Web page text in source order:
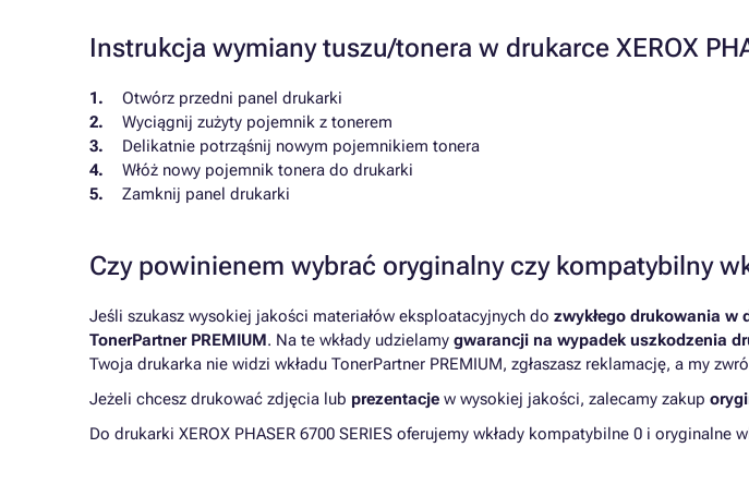
Instrukcja wymiany tuszu/tonera w drukarce XEROX
Otwórz przedni panel drukarki
Wyciągnij zużyty pojemnik z tonerem
Delikatnie potrząśnij nowym pojemnikiem tonera
Włóż nowy pojemnik tonera do drukarki
Zamknij panel drukarki
Czy powinienem wybrać oryginalny czy kompatybilny
Jeśli szukasz wysokiej jakości materiałów eksploatacyjnych do zwykłego drukowania w
TonerPartner PREMIUM. Na te wkłady udzielamy gwarancji na wypadek uszkodzenia
Twoja drukarka nie widzi wkładu TonerPartner PREMIUM, zgłaszasz reklamację, a my
Jeżeli chcesz drukować zdjęcia lub prezentacje w wysokiej jakości, zalecamy zakup
Do drukarki XEROX PHASER 6700 SERIES oferujemy wkłady kompatybilne 0 i oryginalne